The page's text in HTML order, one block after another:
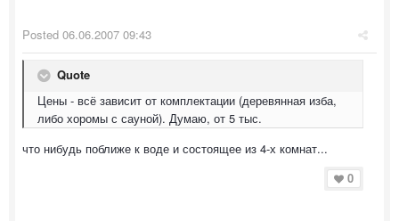
Posted 06.06.2007 09:43
Quote
Цены - всё зависит от комплектации (деревянная изба,
либо хоромы с сауной). Думаю, от 5 тыс.
что нибудь поближе к воде и состоящее из 4-х комнат...
0